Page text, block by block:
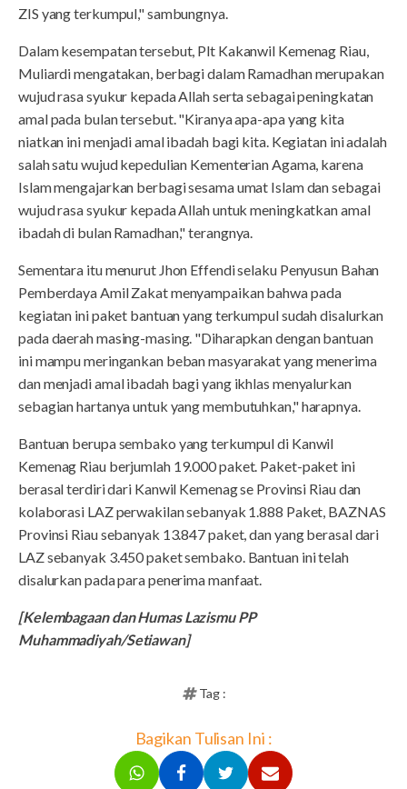
ZIS yang terkumpul," sambungnya.
Dalam kesempatan tersebut, Plt Kakanwil Kemenag Riau,
Muliardi mengatakan, berbagi dalam Ramadhan merupakan
wujud rasa syukur kepada Allah serta sebagai peningkatan
amal pada bulan tersebut. "Kiranya apa-apa yang kita
niatkan ini menjadi amal ibadah bagi kita. Kegiatan ini adalah
salah satu wujud kepedulian Kementerian Agama, karena
Islam mengajarkan berbagi sesama umat Islam dan sebagai
wujud rasa syukur kepada Allah untuk meningkatkan amal
ibadah di bulan Ramadhan," terangnya.
Sementara itu menurut Jhon Effendi selaku Penyusun Bahan
Pemberdaya Amil Zakat menyampaikan bahwa pada
kegiatan ini paket bantuan yang terkumpul sudah disalurkan
pada daerah masing-masing. "Diharapkan dengan bantuan
ini mampu meringankan beban masyarakat yang menerima
dan menjadi amal ibadah bagi yang ikhlas menyalurkan
sebagian hartanya untuk yang membutuhkan," harapnya.
Bantuan berupa sembako yang terkumpul di Kanwil
Kemenag Riau berjumlah 19.000 paket. Paket-paket ini
berasal terdiri dari Kanwil Kemenag se Provinsi Riau dan
kolaborasi LAZ perwakilan sebanyak 1.888 Paket, BAZNAS
Provinsi Riau sebanyak 13.847 paket, dan yang berasal dari
LAZ sebanyak 3.450 paket sembako. Bantuan ini telah
disalurkan pada para penerima manfaat.
[Kelembagaan dan Humas Lazismu PP
Muhammadiyah/Setiawan]
Tag :
Bagikan Tulisan Ini :